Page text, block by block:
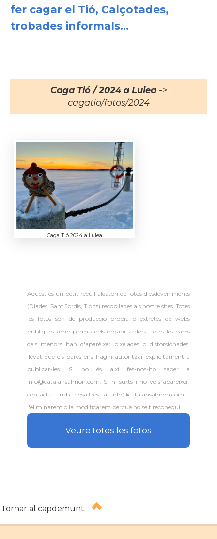
fer cagar el Tió, Calçotades,
trobades informals...
Caga Tió / 2024 a Lulea->
cagatio/fotos/2024
Caga Tió 2024 a Lulea
Aquest és un petit recull aleatori defotos d'esdeveniments
(Diades, Sant Jordis, Tions) recopilades als nostre sites. Totes
les fotos són de producció pròpia o extretes de webs
públiques amb permís dels organitzadors.Totes les cares
dels menors han d'aparèixer pixelades o distorsionades,
llevat que els pares ens hagin autoritzar explícitament a
publicar-les. Si no és així fes-nos-ho saber a
info@catalansalmon.com. Si hi surts i no vols aparèixer,
contacta amb nosaltres a info@catalansalmon.com i
l'eliminarem o la modificarem perquè no se't reconegui.
Veure totes les fotos
Tornar al capdemunt